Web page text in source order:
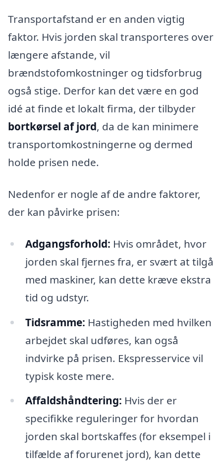
Transportafstand er en anden vigtig
faktor. Hvis jorden skal transporteres over
længere afstande, vil
brændstofomkostninger og tidsforbrug
også stige. Derfor kan det være en god
idé at finde et lokalt firma, der tilbyder
bortkørsel af jord, da de kan minimere
transportomkostningerne og dermed
holde prisen nede.
Nedenfor er nogle af de andre faktorer,
der kan påvirke prisen:
Adgangsforhold: Hvis området, hvor
jorden skal fjernes fra, er svært at tilgå
med maskiner, kan dette kræve ekstra
tid og udstyr.
Tidsramme: Hastigheden med hvilken
arbejdet skal udføres, kan også
indvirke på prisen. Ekspresservice vil
typisk koste mere.
Affaldshåndtering: Hvis der er
specifikke reguleringer for hvordan
jorden skal bortskaffes (for eksempel i
tilfælde af forurenet jord), kan dette